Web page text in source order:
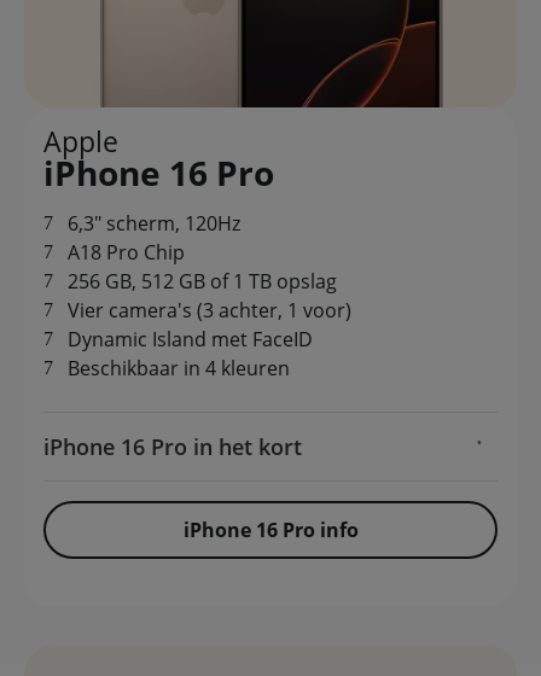
Apple
iPhone 16 Pro
6,3" scherm, 120Hz
A18 Pro Chip
256 GB, 512 GB of 1 TB opslag
Vier camera's (3 achter, 1 voor)
Dynamic Island met FaceID
Beschikbaar in 4 kleuren
iPhone 16 Pro in het kort
iPhone 16 Pro info